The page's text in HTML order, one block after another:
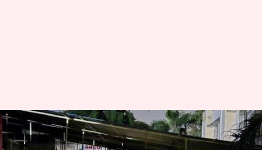
jhansi hospital : ఝాన్సీ ఆసుపత్రిలో
అగ్నిప్రమాదం.. అగ్గిపుల్ల కారణమా?